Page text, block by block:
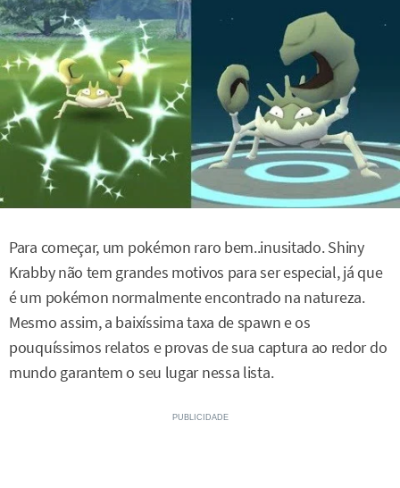
Para começar, um pokémon raro bem..inusitado. Shiny
Krabby não tem grandes motivos para ser especial, já que
é um pokémon normalmente encontrado na natureza.
Mesmo assim, a baixíssima taxa de spawn e os
pouquíssimos relatos e provas de sua captura ao redor do
mundo garantem o seu lugar nessa lista.